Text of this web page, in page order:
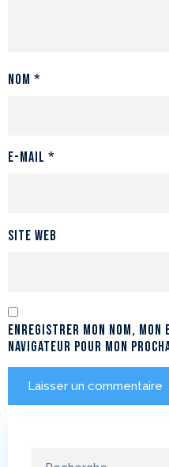
Nom *
E-mail *
Site web
Enregistrer mon nom,
navigateur pour mon